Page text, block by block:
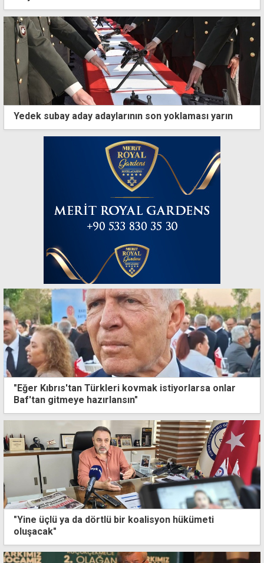
Yedek subay aday adaylarının son yoklaması yarın
"Eğer Kıbrıs'tan Türkleri kovmak istiyorlarsa onlar
Baf'tan gitmeye hazırlansın"
"Yine üçlü ya da dörtlü bir koalisyon hükümeti
oluşacak"